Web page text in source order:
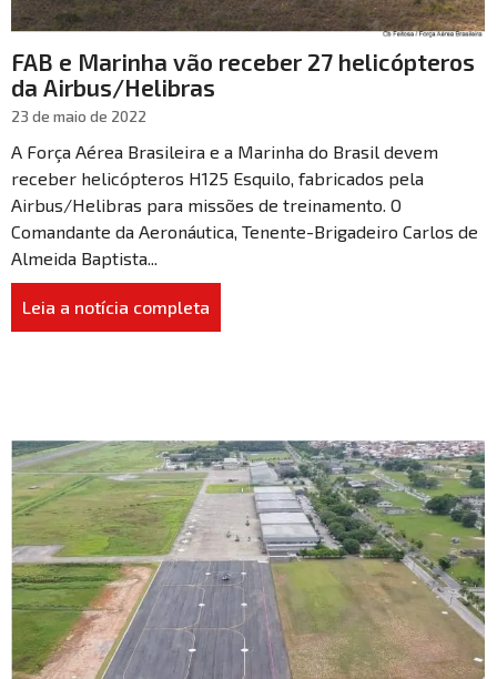
FAB e Marinha vão receber 27 helicópteros
da Airbus/Helibras
23 de maio de 2022
A Força Aérea Brasileira e a Marinha do Brasil devem
receber helicópteros H125 Esquilo, fabricados pela
Airbus/Helibras para missões de treinamento. O
Comandante da Aeronáutica, Tenente-Brigadeiro Carlos de
Almeida Baptista...
Leia a notícia completa